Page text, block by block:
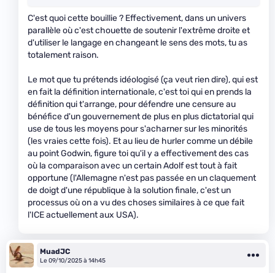
C'est quoi cette bouillie ? Effectivement, dans un univers
parallèle où c'est chouette de soutenir l'extrême droite et
d'utiliser le langage en changeant le sens des mots, tu as
totalement raison.
Le mot que tu prétends idéologisé (ça veut rien dire), qui est
en fait la définition internationale, c'est toi qui en prends la
définition qui t'arrange, pour défendre une censure au
bénéfice d'un gouvernement de plus en plus dictatorial qui
use de tous les moyens pour s'acharner sur les minorités
(les vraies cette fois). Et au lieu de hurler comme un débile
au point Godwin, figure toi qu'il y a effectivement des cas
où la comparaison avec un certain Adolf est tout à fait
opportune (l'Allemagne n'est pas passée en un claquement
de doigt d'une république à la solution finale, c'est un
processus où on a vu des choses similaires à ce que fait
l'ICE actuellement aux USA).
MuadJC
Le 09/10/2025 à 14h45